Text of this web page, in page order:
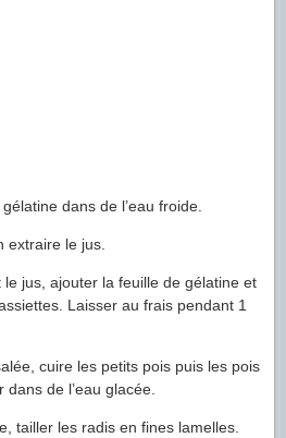
dans de l’eau froide.
extraire le jus.
jus, ajouter la feuille de gélatine et
Laisser au frais pendant 1
cuire les petits pois puis les pois
de l’eau glacée.
tailler les radis en fines lamelles.